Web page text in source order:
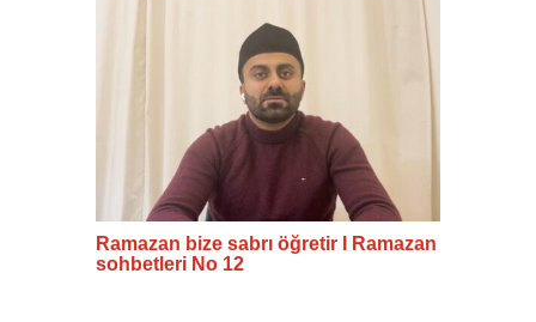
Ramazan bize sabrı öğretir I Ramazan
sohbetleri No 12